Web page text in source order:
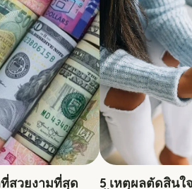
ที่สวยงามที่สุด
5 เหตุผลตัดสินใ